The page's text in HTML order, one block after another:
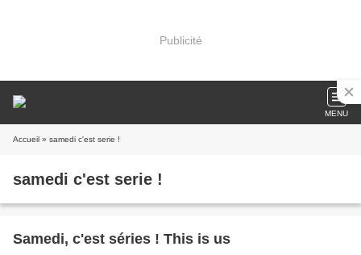
Publicité
MENU
Accueil » samedi c'est serie !
samedi c'est serie !
Samedi, c'est séries ! This is us